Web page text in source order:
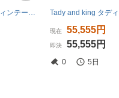
浮き彫りの花のヴィンテージロケット 1960 年代 アンティーク調
現在 55,555円
即決 55,555円
0 5日